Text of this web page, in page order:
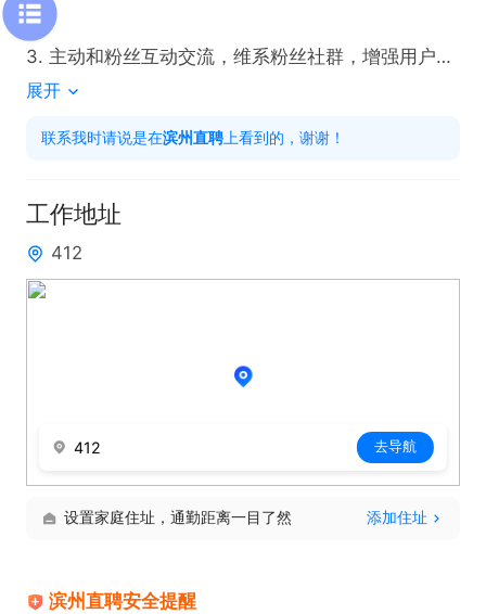
3. 主动和粉丝互动交流，维系粉丝社群，增强用户粘
性，完成日常直播基础流水任务；
任职要求
正太音、治愈少年音、幽默沙雕音均可）；
2. 无需颜值出镜，只需普通话流利，口齿清晰，敢开
展开
联系我时请说是在滨州直聘 上看到的，谢谢！
工作地址
412
412 去导航
设置家庭住址，通勤距离一目了然 添加住址
滨州直聘安全提醒